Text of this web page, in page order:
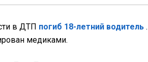
в ДТП погиб 18-летний водитель .
медиками.